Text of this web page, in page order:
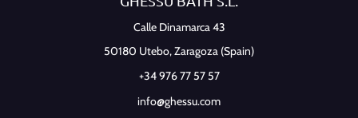
Calle Dinamarca 43
50180 Utebo,Zaragoza (Spain)
+34 976 77 57 57
info@ghessu.com